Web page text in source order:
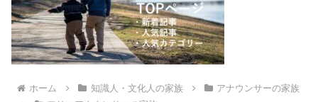
ホーム 知識人・文化人の家族
アナウンサーの家族